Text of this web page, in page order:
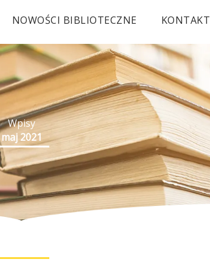
NOWOŚCI BIBLIOTECZNE KONTAKT
Wpisy
maj 2021